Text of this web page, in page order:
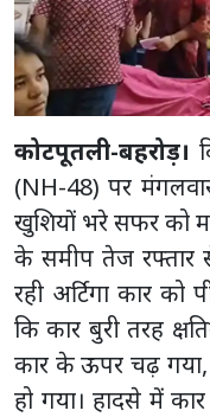
कोटपूतली-बहरोड़।
(NH-48) पर
खुशियों भरे सफर को
के समीप तेज रफ्तार
रही अर्टिगा कार को
कि कार बुरी तरह
कार के ऊपर चढ़
हो गया। हादसे में